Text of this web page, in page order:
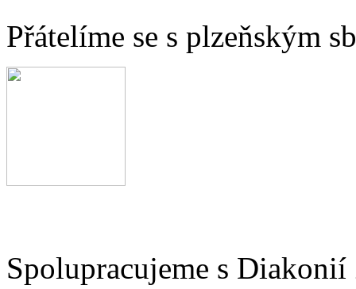
Přátelíme se s plzeňským
Spolupracujeme s Diakonií